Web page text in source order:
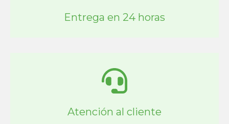
Entrega en 24 horas
Atención al cliente